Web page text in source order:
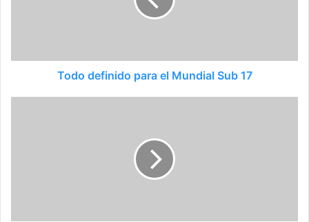
Todo definido para el Mundial Sub 17